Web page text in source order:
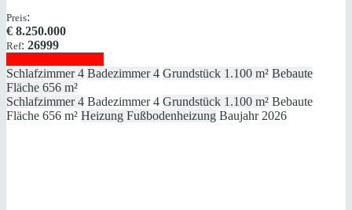
Preis:
€ 8.250.000
Ref: 26999
Schlafzimmer 4 Badezimmer 4 Grundstück 1.100 m² Bebaute
Fläche 656 m²
Schlafzimmer 4 Badezimmer 4 Grundstück 1.100 m² Bebaute
Fläche 656 m² Heizung Fußbodenheizung Baujahr 2026